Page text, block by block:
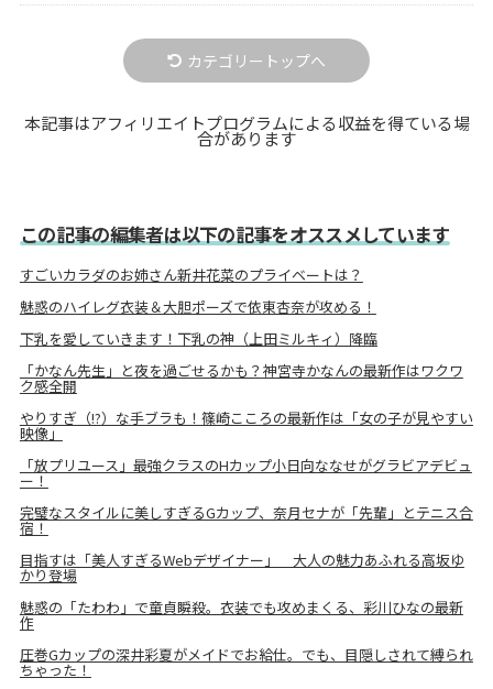
カテゴリートップへ
本記事はアフィリエイトプログラムによる収益を得ている場
合があります
この記事の編集者は以下の記事をオススメしています
すごいカラダのお姉さん新井花菜のプライベートは？
魅惑のハイレグ衣装＆大胆ポーズで依東杏奈が攻める！
下乳を愛していきます！下乳の神（上田ミルキィ）降臨
「かなん先生」と夜を過ごせるかも？神宮寺かなんの最新作はワクワ
ク感全開
やりすぎ（!?）な手ブラも！篠崎こころの最新作は「女の子が見やすい
映像」
「放プリユース」最強クラスのHカップ小日向ななせがグラビアデビュ
ー！
完璧なスタイルに美しすぎるGカップ、奈月セナが「先輩」とテニス合
宿！
目指すは「美人すぎるWebデザイナー」 大人の魅力あふれる高坂ゆ
かり登場
魅惑の「たわわ」で童貞瞬殺。衣装でも攻めまくる、彩川ひなの最新
作
圧巻Gカップの深井彩夏がメイドでお給仕。でも、目隠しされて縛られ
ちゃった！